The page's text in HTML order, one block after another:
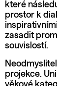
které
prostor k
zasadit
souvislostí.
projekce.